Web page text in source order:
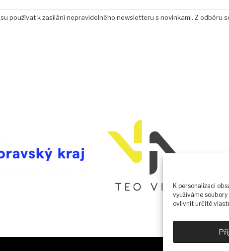
K personalizaci
využíváme
ovlivnit určité
používat k zasílání nepravidelného newsletteru s novinkami. Z odběru